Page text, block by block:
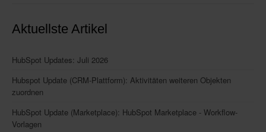
Aktuellste Artikel
HubSpot Updates: Juli 2026
Hubspot Update (CRM-Plattform): Aktivitäten weiteren Objekten
zuordnen
HubSpot Update (Marketplace): HubSpot Marketplace - Workflow-
Vorlagen